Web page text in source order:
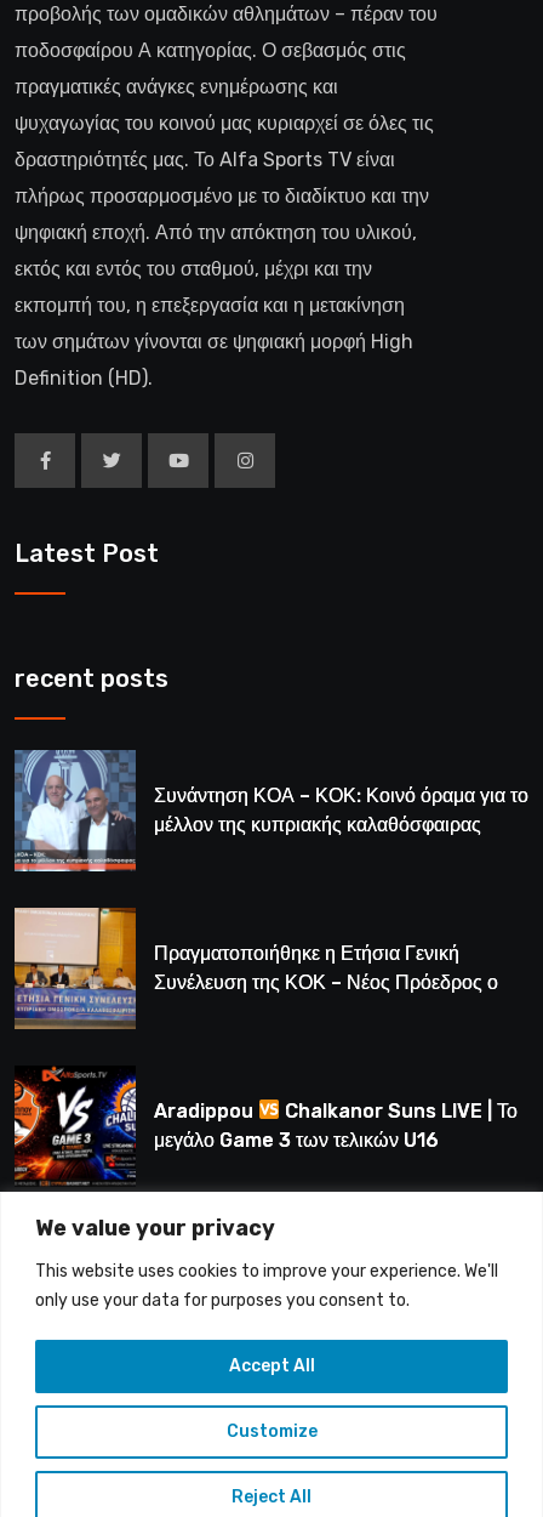
We value your privacy
This website uses cookies to improve your experience. We'll
only use your data for purposes you consent to.
Customize
Reject All
Accept All
προβολής των ομαδικών αθλημάτων – πέραν του
ποδοσφαίρου Α κατηγορίας. Ο σεβασμός στις
πραγματικές ανάγκες ενημέρωσης και
ψυχαγωγίας του κοινού μας κυριαρχεί σε όλες τις
δραστηριότητές μας. Το Alfa Sports TV είναι
πλήρως προσαρμοσμένο με το διαδίκτυο και την
ψηφιακή εποχή. Από την απόκτηση του υλικού,
εκτός και εντός του σταθμού, μέχρι και την
εκπομπή του, η επεξεργασία και η μετακίνηση
των σημάτων γίνονται σε ψηφιακή μορφή High
Definition (HD).
Latest Post
recent posts
Συνάντηση ΚΟΑ – ΚΟΚ: Κοινό όραμα για το
μέλλον της κυπριακής καλαθόσφαιρας
Πραγματοποιήθηκε η Ετήσια Γενική
Συνέλευση της ΚΟΚ – Νέος Πρόεδρος ο
Aradippou
Chalkanor Suns LIVE | Το
μεγάλο Game 3 των τελικών U16
LIVE | Ύδρα Ασφαλιστική ΕΝΑΔ vs
Άτλαντας Πάφου
Copyright © 2015-26 Alfasports TV | Production of
UnitrustMedia | Contacts: info@alfasports.tv